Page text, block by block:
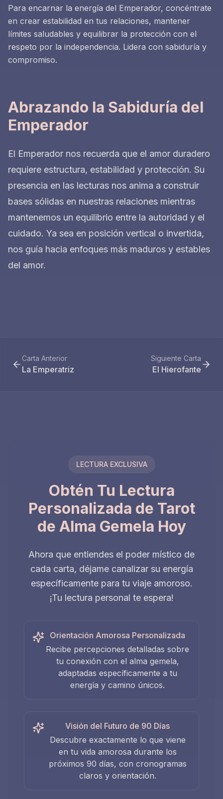
Para encarnar la energía del Emperador, concéntrate
en crear estabilidad en tus relaciones, mantener
límites saludables y equilibrar la protección con el
respeto por la independencia. Lidera con sabiduría y
compromiso.
Abrazando la Sabiduría del
Emperador
El Emperador nos recuerda que el amor duradero
requiere estructura, estabilidad y protección. Su
presencia en las lecturas nos anima a construir
bases sólidas en nuestras relaciones mientras
mantenemos un equilibrio entre la autoridad y el
cuidado. Ya sea en posición vertical o invertida,
nos guía hacia enfoques más maduros y estables
del amor.
Carta Anterior
La Emperatriz
Siguiente Carta
El Hierofante
LECTURA EXCLUSIVA
Obtén Tu Lectura
Personalizada de Tarot
de Alma Gemela Hoy
Ahora que entiendes el poder místico de
cada carta, déjame canalizar su energía
específicamente para tu viaje amoroso.
¡Tu lectura personal te espera!
Orientación Amorosa Personalizada
Recibe percepciones detalladas sobre
tu conexión con el alma gemela,
adaptadas específicamente a tu
energía y camino únicos.
Visión del Futuro de 90 Días
Descubre exactamente lo que viene
en tu vida amorosa durante los
próximos 90 días, con cronogramas
claros y orientación.